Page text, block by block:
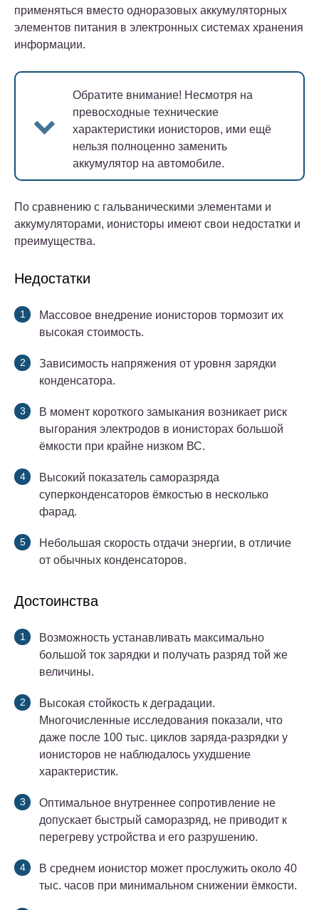
применяться вместо одноразовых аккумуляторных
элементов питания в электронных системах хранения
информации.
Обратите внимание! Несмотря на
превосходные технические
характеристики ионисторов, ими ещё
нельзя полноценно заменить
аккумулятор на автомобиле.
По сравнению с гальваническими элементами и
аккумуляторами, ионисторы имеют свои недостатки и
преимущества.
Недостатки
Массовое внедрение ионисторов тормозит их
высокая стоимость.
Зависимость напряжения от уровня зарядки
конденсатора.
В момент короткого замыкания возникает риск
выгорания электродов в ионисторах большой
ёмкости при крайне низком ВС.
Высокий показатель саморазряда
суперконденсаторов ёмкостью в несколько
фарад.
Небольшая скорость отдачи энергии, в отличие
от обычных конденсаторов.
Достоинства
Возможность устанавливать максимально
большой ток зарядки и получать разряд той же
величины.
Высокая стойкость к деградации.
Многочисленные исследования показали, что
даже после 100 тыс. циклов заряда-разрядки у
ионисторов не наблюдалось ухудшение
характеристик.
Оптимальное внутреннее сопротивление не
допускает быстрый саморазряд, не приводит к
перегреву устройства и его разрушению.
В среднем ионистор может прослужить около 40
тыс. часов при минимальном снижении ёмкости.